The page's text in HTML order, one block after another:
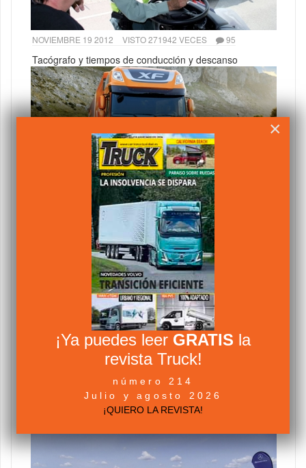
NOVIEMBRE 19 2012 VISTO 271942 VECES 95
Tacógrafo y tiempos de conducción y descanso
VISTO 104042 VECES 47Cooperativas
de transporte
en el punto de mira
VISTO 95787 VECES
PIVE a una tercera edición
×
¡Ya puedes leer GRATIS la
revista Truck!
número 214
Julio y agosto 2026
¡QUIERO LA REVISTA!